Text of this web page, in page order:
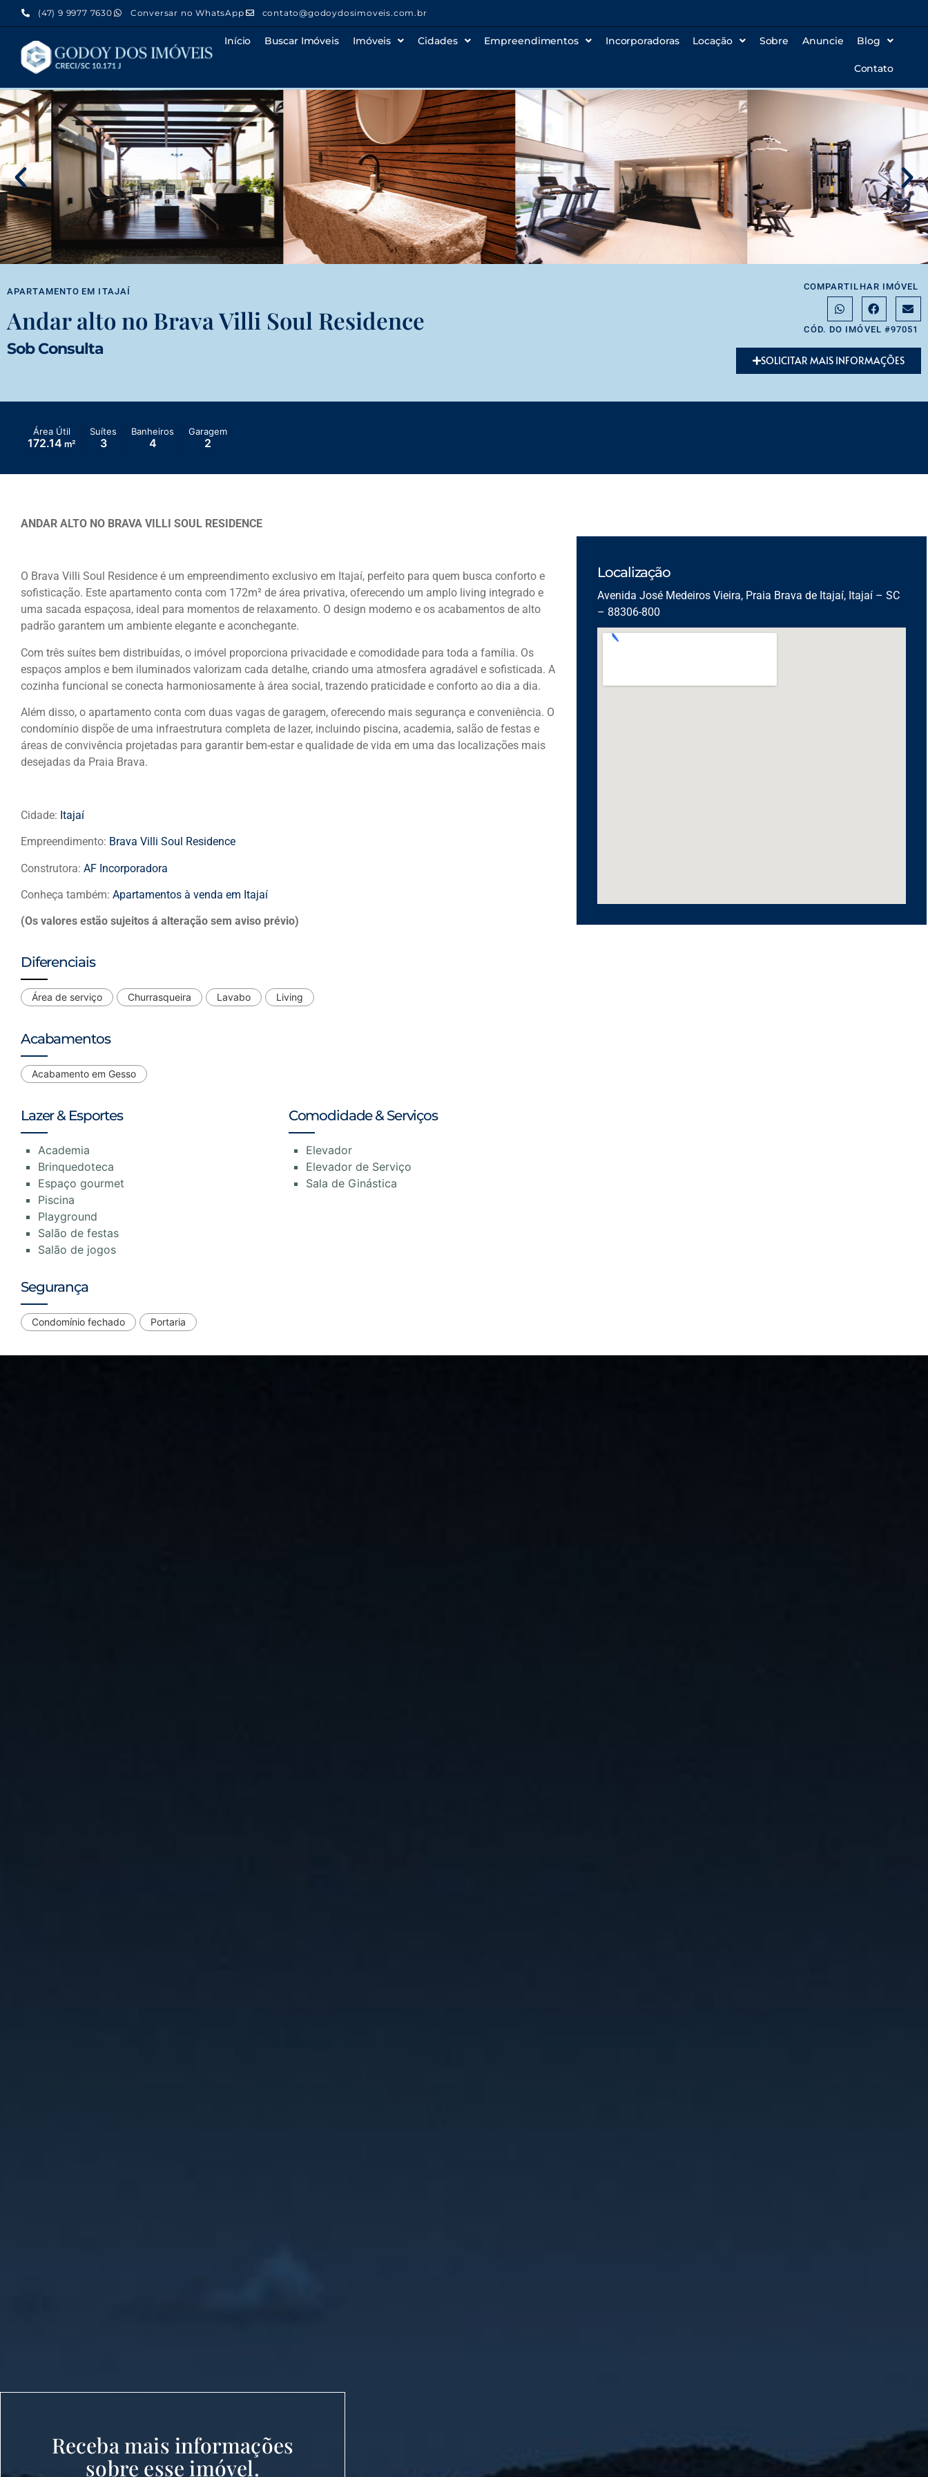
(47) 9 9977 7630 Conversar no WhatsApp contato@godoydosimoveis.com.br
Início Buscar Imóveis Imóveis Cidades Empreendimentos Incorporadoras Locação Sobre Anuncie Blog
Contato
APARTAMENTO EM ITAJAÍ
Andar alto no Brava Villi Soul Residence
Sob Consulta
COMPARTILHAR IMÓVEL
CÓD. DO IMÓVEL #97051
SOLICITAR MAIS INFORMAÇÕES
Área Útil
172.14 m²
Suítes
3
Banheiros
4
Garagem
2
ANDAR ALTO NO BRAVA VILLI SOUL RESIDENCE
O Brava Villi Soul Residence é um empreendimento exclusivo em Itajaí, perfeito para quem busca conforto e
sofisticação. Este apartamento conta com 172m² de área privativa, oferecendo um amplo living integrado e
uma sacada espaçosa, ideal para momentos de relaxamento. O design moderno e os acabamentos de alto
padrão garantem um ambiente elegante e aconchegante.
Com três suítes bem distribuídas, o imóvel proporciona privacidade e comodidade para toda a família. Os
espaços amplos e bem iluminados valorizam cada detalhe, criando uma atmosfera agradável e sofisticada. A
cozinha funcional se conecta harmoniosamente à área social, trazendo praticidade e conforto ao dia a dia.
Além disso, o apartamento conta com duas vagas de garagem, oferecendo mais segurança e conveniência. O
condomínio dispõe de uma infraestrutura completa de lazer, incluindo piscina, academia, salão de festas e
áreas de convivência projetadas para garantir bem-estar e qualidade de vida em uma das localizações mais
desejadas da Praia Brava.
Cidade: Itajaí
Empreendimento: Brava Villi Soul Residence
Construtora: AF Incorporadora
Conheça também: Apartamentos à venda em Itajaí
(Os valores estão sujeitos á alteração sem aviso prévio)
Diferenciais
Área de serviço Churrasqueira Lavabo Living
Acabamentos
Acabamento em Gesso
Lazer & Esportes
Academia
Brinquedoteca
Espaço gourmet
Piscina
Playground
Salão de festas
Salão de jogos
Comodidade & Serviços
Elevador
Elevador de Serviço
Sala de Ginástica
Segurança
Condomínio fechado Portaria
Localização
Avenida José Medeiros Vieira, Praia Brava de Itajaí, Itajaí – SC
– 88306-800
Receba mais informações
sobre esse imóvel.